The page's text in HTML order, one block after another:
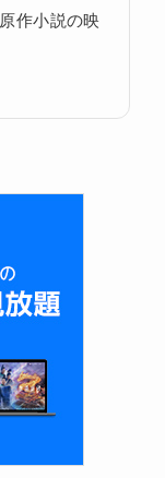
作小説の映